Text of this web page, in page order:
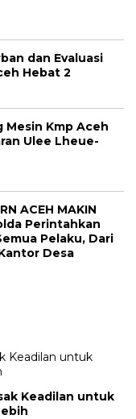
dan Evaluasi
Hebat 2
Mesin Kmp Aceh
Ulee Lheue-
ACEH MAKIN
Perintahkan
Pelaku, Dari
Desa
Keadilan untuk